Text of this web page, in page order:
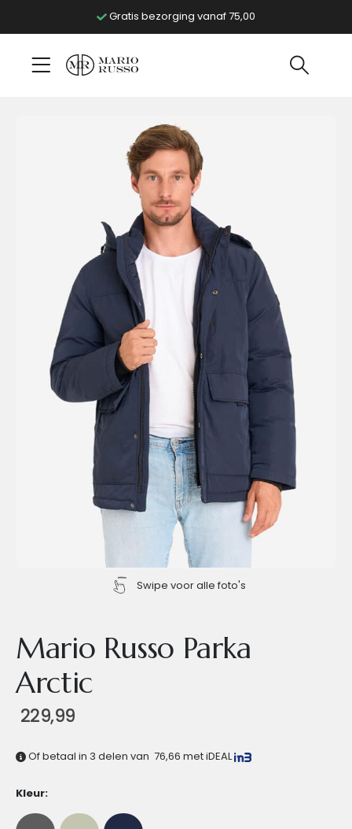
Gratis bezorging vanaf 75,00
Swipe voor alle foto's
Mario Russo Parka
Arctic
229,99
Of betaal in 3 delen van 76,66 met iDEAL
Kleur